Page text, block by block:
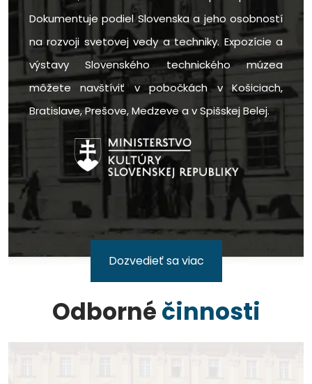
Dokumentuje podiel Slovenska a jeho osobností
na rozvoji svetovej vedy a techniky. Expozície a
výstavy Slovenského technického múzea
môžete navštíviť v pobočkách v Košiciach,
Bratislave, Prešove, Medzeve a v Spišskej Belej.
Dozvedieť sa viac
Odbornéčinnosti